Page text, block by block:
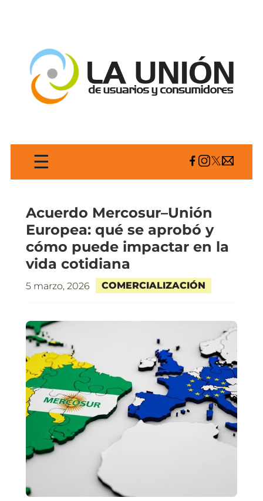
☰
Acuerdo Mercosur–Unión
Europea: qué se aprobó y
cómo puede impactar en la
vida cotidiana
5 marzo, 2026 COMERCIALIZACIÓN